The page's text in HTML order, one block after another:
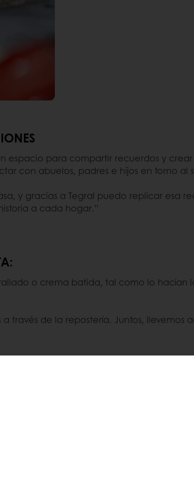
para compartir recuerdos y
con abuelos, padres e hijos en torno al
y gracias a Tegral puedo replicar esa
a cada hogar.”
o crema batida, tal como lo hacían
través de la repostería. Juntos,